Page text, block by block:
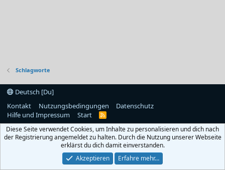
Schlagworte
Deutsch [Du]
Kontakt
Nutzungsbedingungen
Datenschutz
Hilfe und Impressum
Start
R
S
Diese Seite verwendet Cookies, um Inhalte zu personalisieren und dich nach
der Registrierung angemeldet zu halten. Durch die Nutzung unserer Webseite
erklärst du dich damit einverstanden.
Akzeptieren
Erfahre mehr…